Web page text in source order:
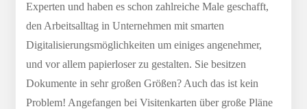
Experten und haben es schon zahlreiche Male geschafft,
den Arbeitsalltag in Unternehmen mit smarten
Digitalisierungsmöglichkeiten um einiges angenehmer,
und vor allem papierloser zu gestalten. Sie besitzen
Dokumente in sehr großen Größen? Auch das ist kein
Problem! Angefangen bei Visitenkarten über große Pläne